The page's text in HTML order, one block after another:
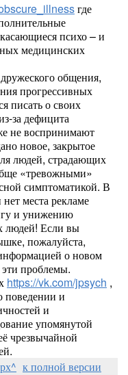
где
психо – и
медицинских
общения,
прогрессивных
писать о своих
за дефицита
не воспринимают
новое, закрытое
людей, страдающих
«тревожными»
симптоматикой. В
места рекламе
и унижению
людей! Если вы
пожалуйста,
о новом
проблемы.
https://vk.com/jpsych ,
поведении и
и
упомянутой
чрезвычайной
к полной версии